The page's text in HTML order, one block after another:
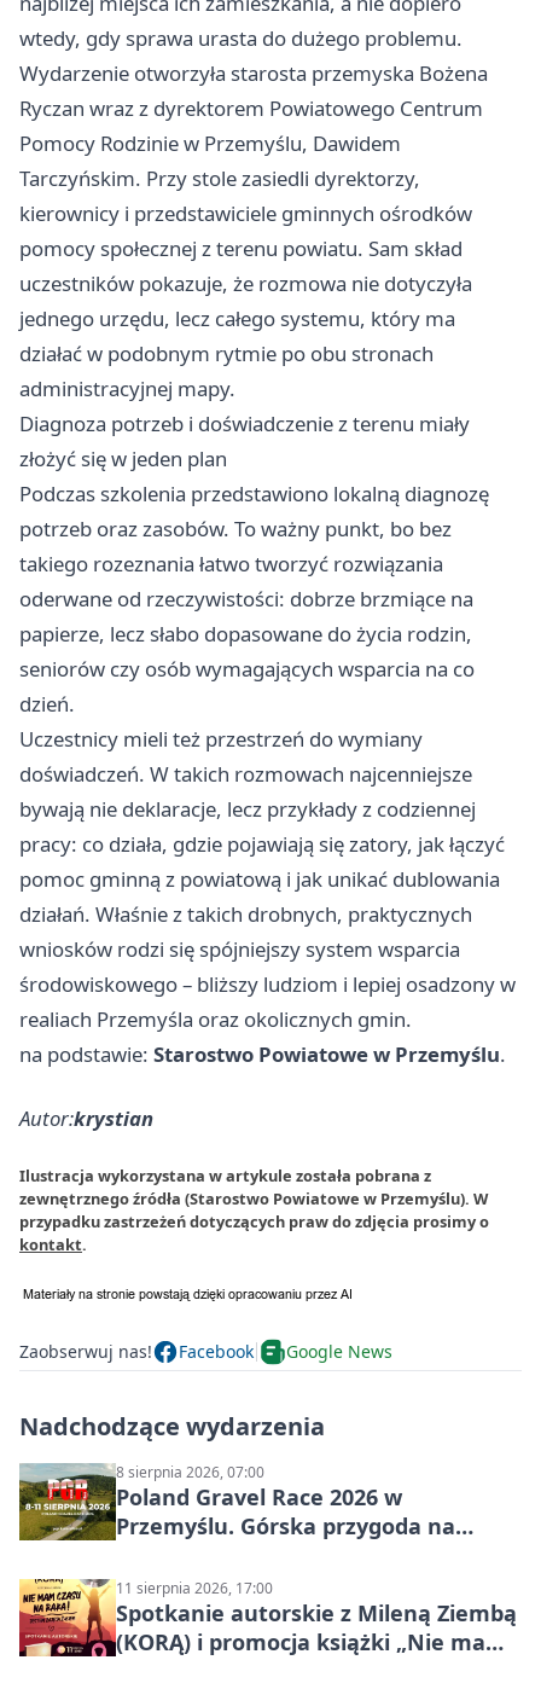
wtedy, gdy sprawa urasta do dużego problemu.
Wydarzenie otworzyła starosta przemyska Bożena
Ryczan wraz z dyrektorem Powiatowego Centrum
Pomocy Rodzinie w Przemyślu, Dawidem
Tarczyńskim. Przy stole zasiedli dyrektorzy,
kierownicy i przedstawiciele gminnych ośrodków
pomocy społecznej z terenu powiatu. Sam skład
uczestników pokazuje, że rozmowa nie dotyczyła
jednego urzędu, lecz całego systemu, który ma
działać w podobnym rytmie po obu stronach
administracyjnej mapy.
Diagnoza potrzeb i doświadczenie z terenu miały
złożyć się w jeden plan
Podczas szkolenia przedstawiono lokalną diagnozę
potrzeb oraz zasobów. To ważny punkt, bo bez
takiego rozeznania łatwo tworzyć rozwiązania
oderwane od rzeczywistości: dobrze brzmiące na
papierze, lecz słabo dopasowane do życia rodzin,
seniorów czy osób wymagających wsparcia na co
dzień.
Uczestnicy mieli też przestrzeń do wymiany
doświadczeń. W takich rozmowach najcenniejsze
bywają nie deklaracje, lecz przykłady z codziennej
pracy: co działa, gdzie pojawiają się zatory, jak łączyć
pomoc gminną z powiatową i jak unikać dublowania
działań. Właśnie z takich drobnych, praktycznych
wniosków rodzi się spójniejszy system wsparcia
środowiskowego – bliższy ludziom i lepiej osadzony w
realiach Przemyśla oraz okolicznych gmin.
na podstawie: Starostwo Powiatowe w Przemyślu.
Autor:krystian
Ilustracja wykorzystana w artykule została pobrana z
zewnętrznego źródła (Starostwo Powiatowe w Przemyślu). W
przypadku zastrzeżeń dotyczących praw do zdjęcia prosimy o
kontakt.
Zaobserwuj nas! Facebook Google News
Nadchodzące wydarzenia
8 sierpnia 2026, 07:00
Poland Gravel Race 2026 w
Przemyślu. Górska przygoda na
11 sierpnia 2026, 17:00
Spotkanie autorskie z Mileną Ziembą
(KORĄ) i promocja książki „Nie mam